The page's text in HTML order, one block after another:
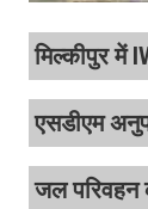
मिल्कीपुर में
एसडीएम
जल परिवहन